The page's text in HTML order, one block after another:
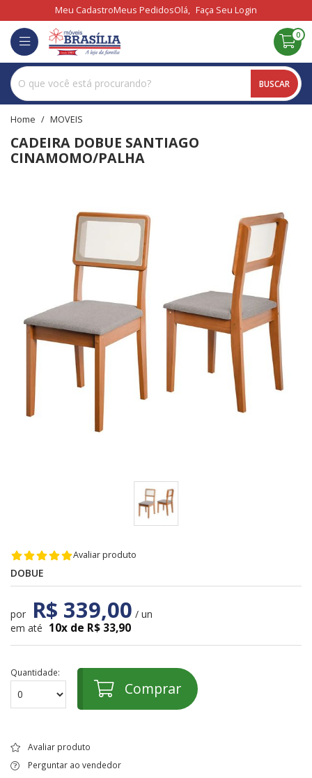
Meu CadastroMeus PedidosOlá, Faça Seu Login
BUSCAR
0
home MOVEIS
CADEIRA DOBUE SANTIAGO
CINAMOMO/PALHA
Avaliar produto
DOBUE
por R$ 339,00 / un
em até 10x de R$ 33,90
Quantidade:
Comprar
Avaliar produto
Perguntar ao vendedor